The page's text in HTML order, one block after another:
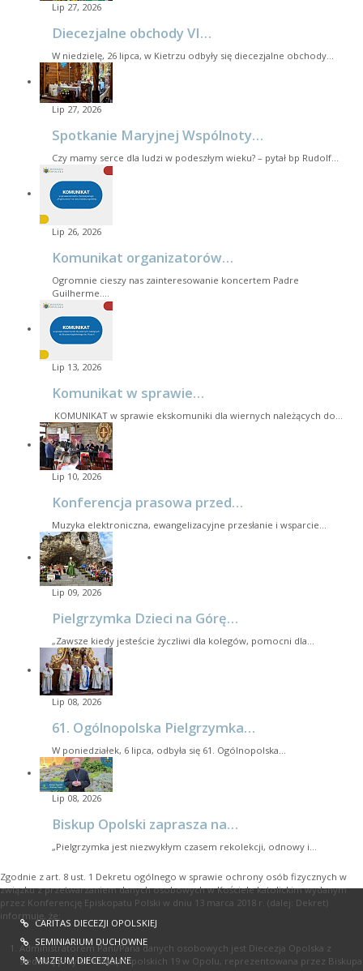
Lip 27, 2026
Diecezjalne obchody VI…
W niedzielę, 26 lipca, w Kietrzu odbyły się diecezjalne obchody…
Lip 27, 2026
Spotkanie Maryjnej Wspólnoty…
Czy mamy serce dla ludzi w podeszłym wieku? – pytał bp Rudolf…
Lip 26, 2026
Komunikat organizatorów…
Ogromnie cieszy nas zainteresowanie koncertem Padre
Guilherme.…
Lip 13, 2026
Komunikat w sprawie…
KOMUNIKAT w sprawie ekskomuniki dla wiernych należących do…
Lip 10, 2026
Konferencja prasowa przed…
Muzyka elektroniczna, ewangelizacyjne przesłanie i wsparcie…
Lip 09, 2026
Pielgrzymka Dzieci na Górę…
„Zawsze kiedy jesteście życzliwi dla kolegów, pomocni dla…
Lip 08, 2026
61. Ogólnopolska Pielgrzymka…
W poniedziałek, 6 lipca, odbyła się 61. Ogólnopolska…
Lip 08, 2026
Biskup Opolski zaprasza na…
„Pielgrzymka jest niezwykłym czasem rekolekcji, odnowy i…
CARITAS DIECEZJI OPOLSKIEJ
SEMINIARIUM DUCHOWNE
MUZEUM DIECEZJALNE
Zgodnie z art. 8 ust. 1 Dekretu ogólnego w sprawie ochrony osób fizycznych w
związku z przetwarzaniem danych osobowych w Kościele katolickim wydanym
przez Konferencję Episkopatu Polski w dniu 13 marca 2018 r. (dalej: Dekret)
informuję, że:
Administratorem Pani/Pana danych osobowych jest Diecezja Opolska z
siedzibą przy ul. Książąt Opolskich 19 w Opolu, reprezentowana przez Biskupa